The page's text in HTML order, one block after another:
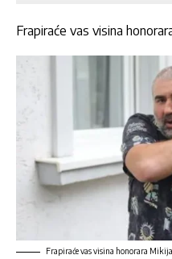
Frapiraće vas visina
Frapiraće vas visina honorara